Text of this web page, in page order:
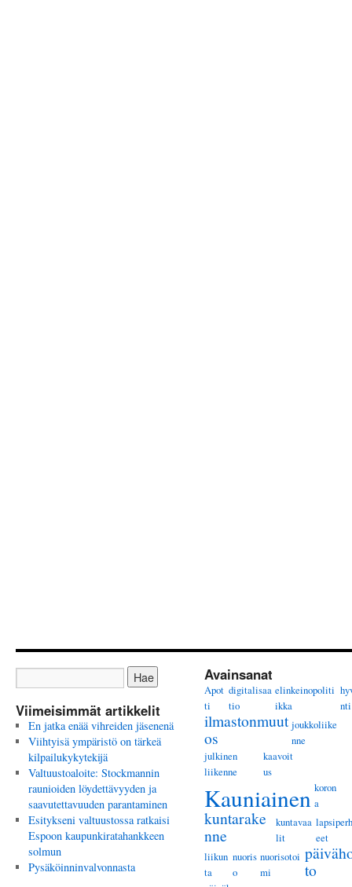
Viimeisimmät artikkelit
En jatka enää vihreiden jäsenenä
Viihtyisä ympäristö on tärkeä
kilpailukykytekijä
Valtuustoaloite: Stockmannin
raunioiden löydettävyyden ja
saavutettavuuden parantaminen
Esitykseni valtuustossa ratkaisi
Espoon kaupunkiratahankkeen
solmun
Pysäköinninvalvonnasta
Avainsanat
Apot
ti
digitalisaa
tio
elinkeinopoliti
ikka
nti
ilmastonmuut
os
joukkoliike
nne
julkinen
liikenne
kaavoit
us
Kauniainen koron
a
kuntarake
nne
kuntavaa
lit
lapsiperh
eet
liikun
ta
nuoris
o
nuorisotoi
mi
to